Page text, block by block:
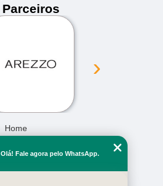
Parceiros
›
Home
Missão
Serviços
Olá! Fale agora pelo WhatsApp.